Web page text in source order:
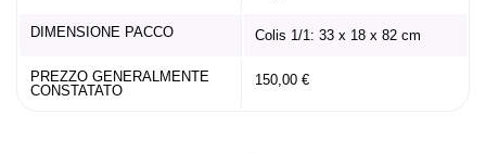
DIMENSIONE PACCO Colis 1/1: 33 x 18 x 82 cm
PREZZO GENERALMENTE
CONSTATATO
150,00 €